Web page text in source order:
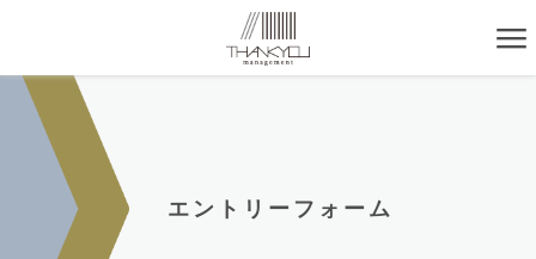
エントリーフォーム